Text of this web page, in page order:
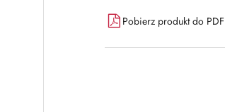
Pobierz produkt do PDF